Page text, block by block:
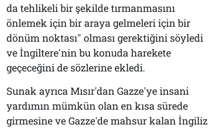
da tehlikeli bir şekilde tırmanmasını
önlemek için bir araya gelmeleri için bir
dönüm noktası" olması gerektiğini söyledi
ve İngiltere'nin bu konuda harekete
geçeceğini de sözlerine ekledi.
Sunak ayrıca Mısır'dan Gazze'ye insani
yardımın mümkün olan en kısa sürede
girmesine ve Gazze'de mahsur kalan İngiliz